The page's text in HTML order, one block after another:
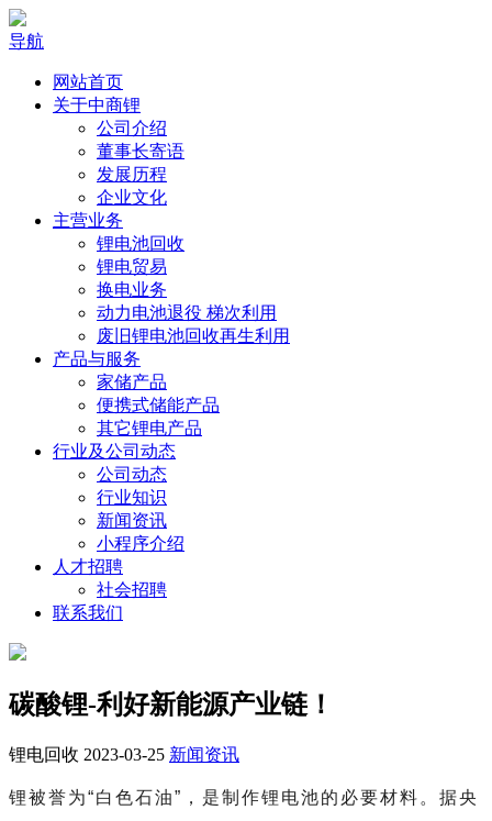
导航
网站首页
关于中商锂
公司介绍
董事长寄语
发展历程
企业文化
主营业务
锂电池回收
锂电贸易
换电业务
动力电池退役 梯次利用
废旧锂电池回收再生利用
产品与服务
家储产品
便携式储能产品
其它锂电产品
行业及公司动态
公司动态
行业知识
新闻资讯
小程序介绍
人才招聘
社会招聘
联系我们
碳酸锂-利好新能源产业链！
锂电回收 2023-03-25 新闻资讯
锂被誉为“白色石油”，是制作锂电池的必要材料。据央